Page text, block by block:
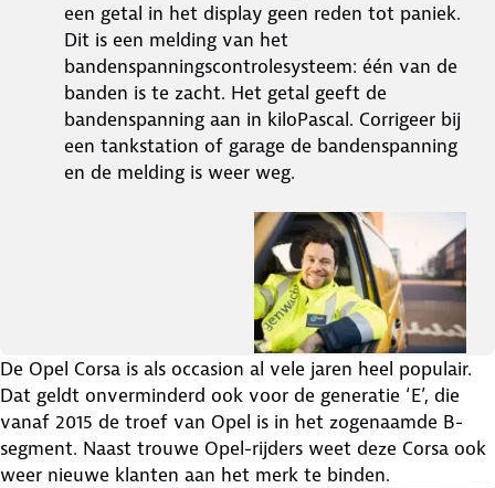
een getal in het display geen reden tot paniek.
Dit is een melding van het
bandenspanningscontrolesysteem: één van de
banden is te zacht. Het getal geeft de
bandenspanning aan in kiloPascal. Corrigeer bij
een tankstation of garage de bandenspanning
en de melding is weer weg.
De Opel Corsa is als occasion al vele jaren heel populair.
Dat geldt onverminderd ook voor de generatie ‘E’, die
vanaf 2015 de troef van Opel is in het zogenaamde B-
segment. Naast trouwe Opel-rijders weet deze Corsa ook
weer nieuwe klanten aan het merk te binden.